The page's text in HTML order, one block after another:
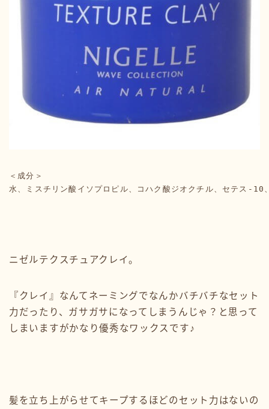
＜成分＞
水、ミスチリン酸イソプロピル、コハク酸ジオクチル、セテス-
ニゼルテクスチュアクレイ。
『クレイ』なんてネーミングでなんかバチバチなセット
力だったり、ガサガサになってしまうんじゃ？と思って
しまいますがかなり優秀なワックスです♪
髪を立ち上がらせてキープするほどのセット力はないの